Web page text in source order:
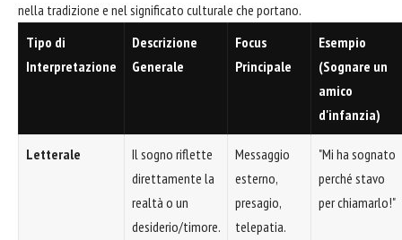
nella tradizione e nel significato culturale che portano.
Tipo di
Interpretazione
Descrizione
Generale
Focus
Principale
Esempio
(Sognare un
amico
d'infanzia)
Letterale
Il sogno riflette
direttamente la
realtà o un
desiderio/timore.
Messaggio
esterno,
presagio,
telepatia.
"Mi ha sognato
perché stavo
per chiamarlo!"